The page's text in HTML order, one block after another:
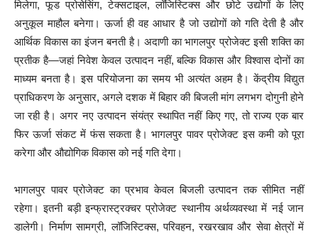
मिलेगा, फूड प्रोसेसिंग, टेक्सटाइल, लॉजिस्टिक्स और छोटे उद्योगों के लिए
अनुकूल माहौल बनेगा। ऊर्जा ही वह आधार है जो उद्योगों को गति देती है और
आर्थिक विकास का इंजन बनती है। अदाणी का भागलपुर प्रोजेक्ट इसी शक्ति का
प्रतीक है—जहां निवेश केवल उत्पादन नहीं, बल्कि विकास और विश्वास दोनों का
माध्यम बनता है। इस परियोजना का समय भी अत्यंत अहम है। केंद्रीय विद्युत
प्राधिकरण के अनुसार, अगले दशक में बिहार की बिजली मांग लगभग दोगुनी होने
जा रही है। अगर नए उत्पादन संयंत्र स्थापित नहीं किए गए, तो राज्य एक बार
फिर ऊर्जा संकट में फंस सकता है। भागलपुर पावर प्रोजेक्ट इस कमी को पूरा
करेगा और औद्योगिक विकास को नई गति देगा।
भागलपुर पावर प्रोजेक्ट का प्रभाव केवल बिजली उत्पादन तक सीमित नहीं
रहेगा। इतनी बड़ी इन्फ्रास्ट्रक्चर प्रोजेक्ट स्थानीय अर्थव्यवस्था में नई जान
डालेगी। निर्माण सामग्री, लॉजिस्टिक्स, परिवहन, रखरखाव और सेवा क्षेत्रों में